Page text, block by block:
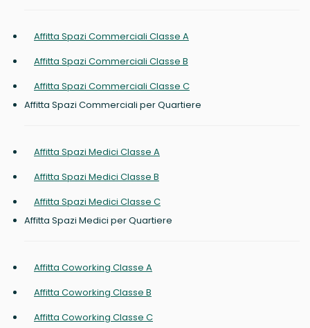
Affitta Spazi Commerciali Classe A
Affitta Spazi Commerciali Classe B
Affitta Spazi Commerciali Classe C
Affitta Spazi Commerciali per Quartiere
Affitta Spazi Medici Classe A
Affitta Spazi Medici Classe B
Affitta Spazi Medici Classe C
Affitta Spazi Medici per Quartiere
Affitta Coworking Classe A
Affitta Coworking Classe B
Affitta Coworking Classe C